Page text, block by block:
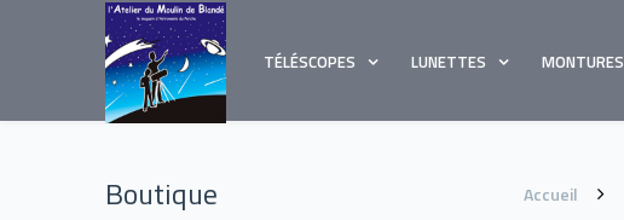
TÉLÉSCOPES LUNETTES MONTURES
Boutique Accueil